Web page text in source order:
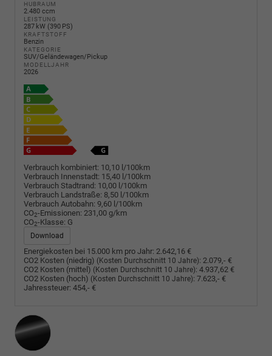
HUBRAUM
2.480 ccm
LEISTUNG
287 kW (390 PS)
KRAFTSTOFF
Benzin
KATEGORIE
SUV/Geländewagen/Pickup
MODELLJAHR
2026
Verbrauch kombiniert: 10,10 l/100km
Verbrauch Innenstadt: 15,40 l/100km
Verbrauch Stadtrand: 10,00 l/100km
Verbrauch Landstraße: 8,50 l/100km
Verbrauch Autobahn: 9,60 l/100km
CO2-Emissionen: 231,00 g/km
CO2-Klasse: G
Download
Energiekosten bei 15.000 km pro Jahr: 2.642,16 €
CO2 Kosten (niedrig) (Kosten Durchschnitt 10 Jahre): 2.079,- €
CO2 Kosten (mittel) (Kosten Durchschnitt 10 Jahre): 4.937,62 €
CO2 Kosten (hoch) (Kosten Durchschnitt 10 Jahre): 7.623,- €
Jahressteuer: 454,- €